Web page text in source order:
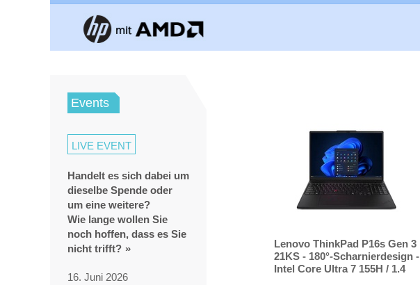
Lenovo ThinkPad P16s Gen 3
21KS - 180°-Scharnierdesign -
Intel Core Ultra 7 155H / 1.4
Events
LIVE EVENT
Handelt es sich dabei um
dieselbe Spende oder
um eine weitere?
Wie lange wollen Sie
noch hoffen, dass es Sie
nicht trifft?
16. Juni 2026